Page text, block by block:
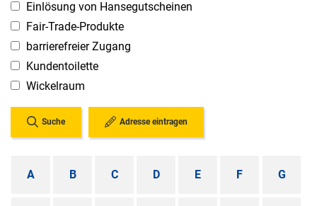
Einlösung von Hansegutscheinen
Fair-Trade-Produkte
barrierefreier Zugang
Kundentoilette
Wickelraum
Suche Adresse eintragen
A B C D E F G